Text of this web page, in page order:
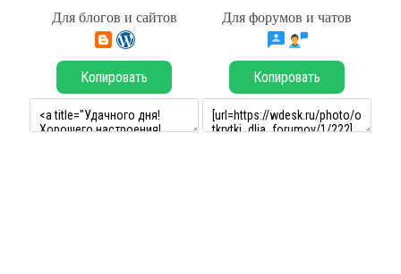
Для блогов и сайтов Для форумов и чатов
Копировать Копировать